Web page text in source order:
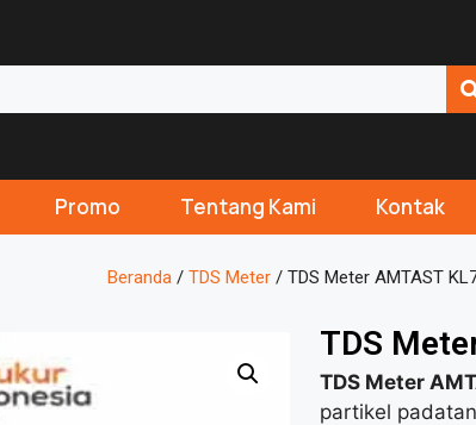
Promo Tentang Kami Kontak
Beranda/ TDS Meter/ TDS Meter AMTAST
TDS
TDS Meter
partikel